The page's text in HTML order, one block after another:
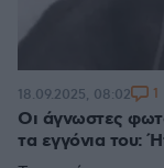
Οι άγνωστες
τα εγγόνια του:
18.09.2025, 08:02 1